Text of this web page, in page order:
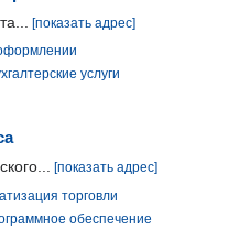
[показать адрес]
услуги
[показать адрес]
торговли
обеспечение